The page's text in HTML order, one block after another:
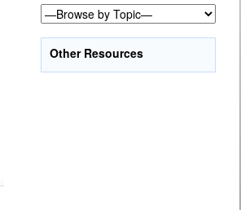
Other Resources